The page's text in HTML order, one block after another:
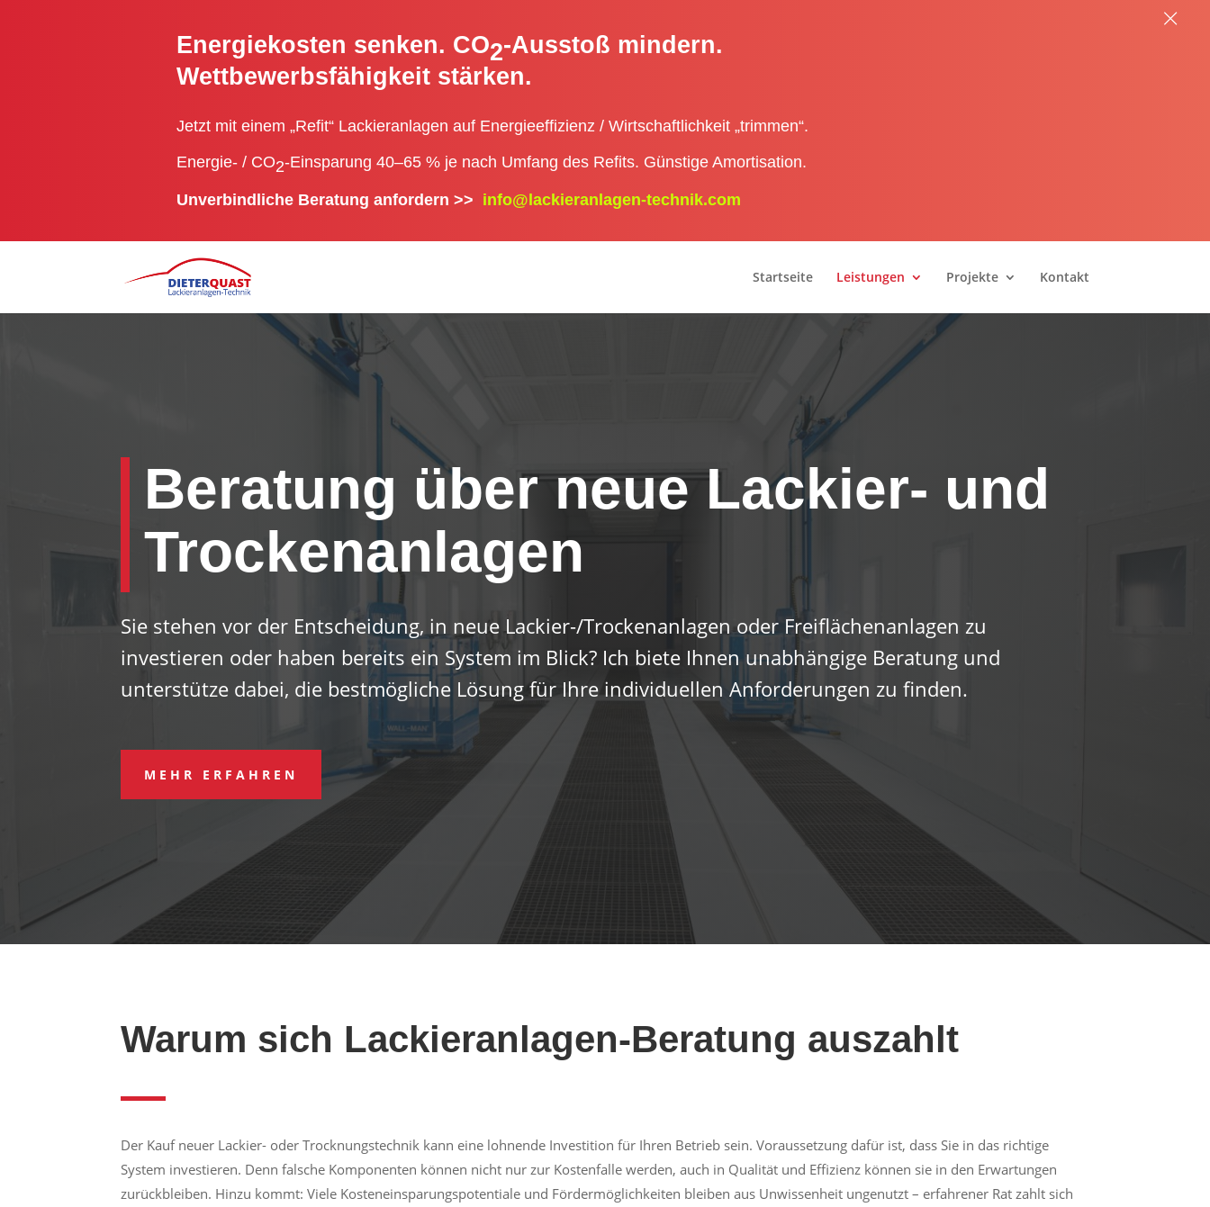
Startseite Leistungen Projekte Kontakt
Beratung über neue Lac­kier- und
Tro­cken­an­la­gen
Sie stehen vor der Entscheidung, in neue Lackier-/Trockenanlagen oder Freiflächenanlagen zu
investieren oder haben bereits ein System im Blick? Ich biete Ihnen unabhängige Beratung und
unterstütze dabei, die bestmögliche Lösung für Ihre individuellen Anforderungen zu finden.
MEHR ERFAHREN
Warum sich Lackieranlagen-Beratung auszahlt
Der Kauf neuer Lackier- oder Trocknungstechnik kann eine lohnende Investition für Ihren Betrieb sein. Voraussetzung dafür ist, dass Sie in das richtige
System investieren. Denn falsche Komponenten können nicht nur zur Kostenfalle werden, auch in Qualität und Effizienz können sie in den Erwartungen
zurückbleiben. Hinzu kommt: Viele Kosteneinsparungspotentiale und Fördermöglichkeiten bleiben aus Unwissenheit ungenutzt – erfahrener Rat zahlt sich
Energiekosten senken. CO2-Ausstoß mindern.
Wettbewerbsfähigkeit stärken.
Jetzt mit einem „Refit“ Lackieranlagen auf Energieeffizienz / Wirtschaftlichkeit „trimmen“.
Energie- / CO2-Einsparung 40–65 % je nach Umfang des Refits. Günstige Amortisation.
Unverbindliche Beratung anfordern >> info@lackieranlagen-technik.com
×